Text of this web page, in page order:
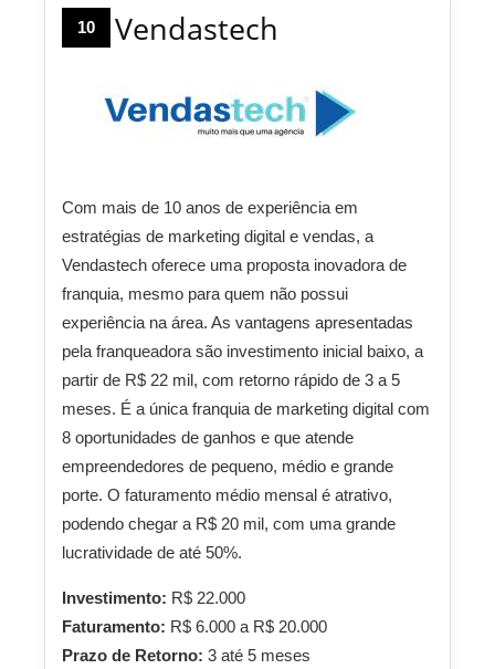
10 Vendastech
Com mais de 10 anos de experiência em
estratégias de marketing digital e vendas, a
Vendastech oferece uma proposta inovadora de
franquia, mesmo para quem não possui
experiência na área. As vantagens apresentadas
pela franqueadora são investimento inicial baixo, a
partir de R$ 22 mil, com retorno rápido de 3 a 5
meses. É a única franquia de marketing digital com
8 oportunidades de ganhos e que atende
empreendedores de pequeno, médio e grande
porte. O faturamento médio mensal é atrativo,
podendo chegar a R$ 20 mil, com uma grande
lucratividade de até 50%.
Investimento: R$ 22.000
Faturamento: R$ 6.000 a R$ 20.000
Prazo de Retorno: 3 até 5 meses